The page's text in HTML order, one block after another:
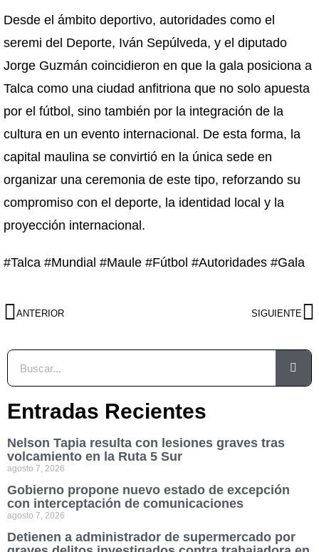
Desde el ámbito deportivo, autoridades como el
seremi del Deporte, Iván Sepúlveda, y el diputado
Jorge Guzmán coincidieron en que la gala posiciona a
Talca como una ciudad anfitriona que no solo apuesta
por el fútbol, sino también por la integración de la
cultura en un evento internacional. De esta forma, la
capital maulina se convirtió en la única sede en
organizar una ceremonia de este tipo, reforzando su
compromiso con el deporte, la identidad local y la
proyección internacional.
#Talca #Mundial #Maule #Fútbol #Autoridades #Gala
ANTERIOR SIGUIENTE
Entradas Recientes
Nelson Tapia resulta con lesiones graves tras
volcamiento en la Ruta 5 Sur
agosto 7, 2026
Gobierno propone nuevo estado de excepción
con interceptación de comunicaciones
agosto 7, 2026
Detienen a administrador de supermercado por